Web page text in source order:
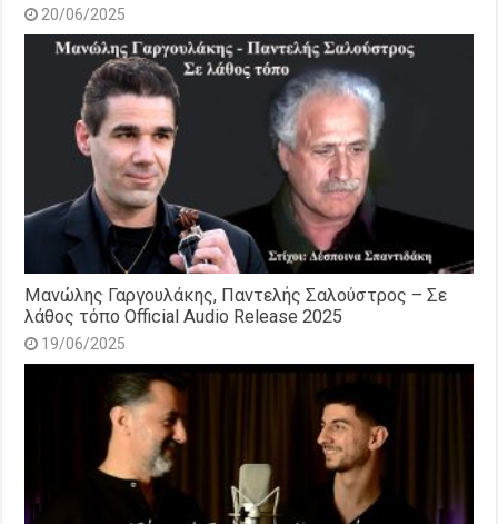
20/06/2025
Μανώλης Γαργουλάκης, Παντελής Σαλούστρος – Σε
λάθος τόπο Official Audio Release 2025
19/06/2025